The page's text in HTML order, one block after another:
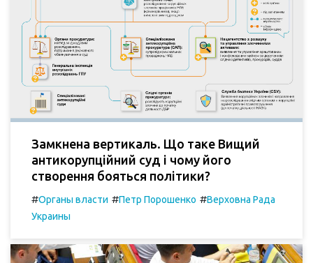
Замкнена вертикаль. Що таке Вищий
антикорупційний суд і чому його
створення бояться політики?
#Органы власти #Петр Порошенко #Верховна Рада
Украины